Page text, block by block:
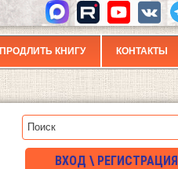
ПРОДЛИТЬ КНИГУ КОНТАКТЫ
ВХОД \ РЕГИСТРАЦИЯ